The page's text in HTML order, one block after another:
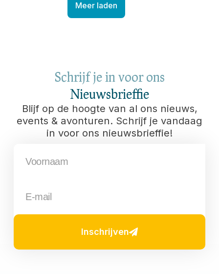
Meer laden
Schrijf je in voor ons
Nieuwsbrieffie
Blijf op de hoogte van al ons nieuws,
events & avonturen. Schrijf je vandaag
in voor ons nieuwsbrieffie!
Inschrijven